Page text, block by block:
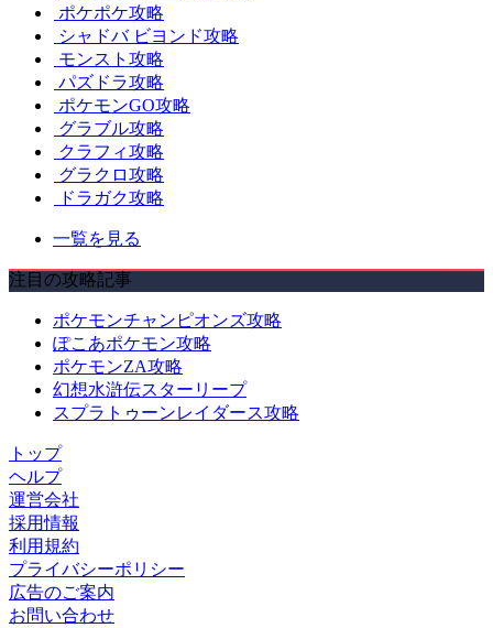
ポケポケ攻略
シャドバ ビヨンド攻略
モンスト攻略
パズドラ攻略
ポケモンGO攻略
グラブル攻略
クラフィ攻略
グラクロ攻略
ドラガク攻略
一覧を見る
注目の攻略記事
ポケモンチャンピオンズ攻略
ぽこあポケモン攻略
ポケモンZA攻略
幻想水滸伝スターリープ
スプラトゥーンレイダース攻略
トップ
ヘルプ
運営会社
採用情報
利用規約
プライバシーポリシー
広告のご案内
お問い合わせ